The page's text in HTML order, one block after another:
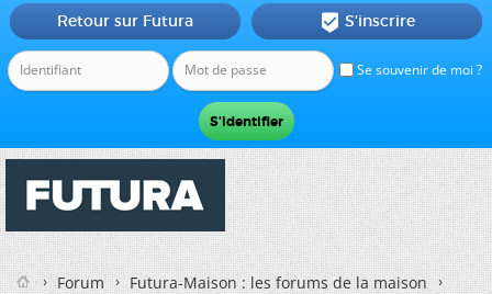
Se souvenir de moi ?
Retour sur Futura  S'inscrire
Forum
Futura-Maison : les forums de la maison